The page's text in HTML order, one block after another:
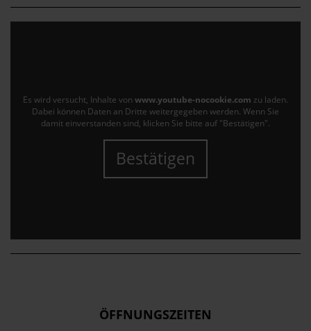
Es wird versucht, Inhalte von www.youtube-nocookie.com zu laden.
Dabei können Daten an Dritte weitergegeben werden. Wenn Sie
damit einverstanden sind, klicken Sie bitte auf "Bestätigen".
Bestätigen
ÖFFNUNGSZEITEN